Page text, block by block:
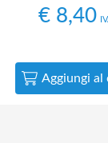
€ 8,40
Aggiungi al